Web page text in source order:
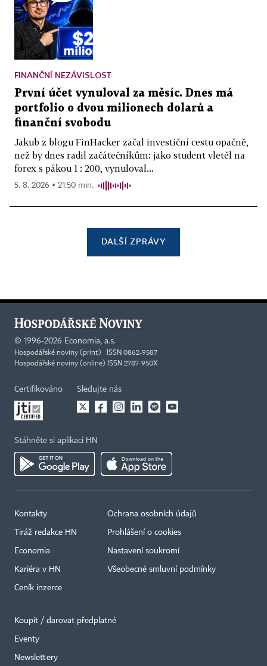
FINANČNÍ NEZÁVISLOST
První účet vynuloval za měsíc. Dnes má
portfolio o dvou milionech dolarů a
finanční svobodu
Jakub z blogu FinHacker začal investiční cestu opačně,
než by dnes radil začátečníkům: jako student vletěl na
forex s pákou 1 : 200, vynuloval...
5. 8. 2026 ▪ 21:50 min.
DALŠÍ ZPRÁVY
© 1996-2026 Economia, a.s.
Hospodářské noviny (print) ISSN 0862-9587
Hospodářské noviny (online) ISSN 2787-950X
Certifikováno Sledujte nás
Stáhněte si aplikaci HN
Kontakty
Tiráž redakce HN
Economia
Kariéra v HN
Ceník inzerce
Ochrana osobních údajů
Prohlášení o cookies
Nastavení soukromí
Všeobecné smluvní podmínky
Koupit / darovat předplatné
Eventy
Newslettery